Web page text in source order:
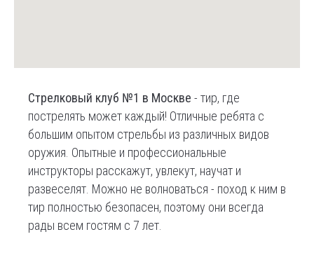
Стрелковый клуб №1 в Москве - тир, где
пострелять может каждый! Отличные ребята с
большим опытом стрельбы из различных видов
оружия. Опытные и профессиональные
инструкторы расскажут, увлекут, научат и
развеселят. Можно не волноваться - поход к ним в
тир полностью безопасен, поэтому они всегда
рады всем гостям с 7 лет.